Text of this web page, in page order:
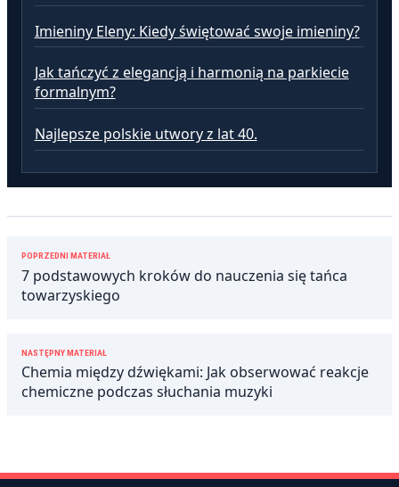
Imieniny Eleny: Kiedy świętować swoje imieniny?
Jak tańczyć z elegancją i harmonią na parkiecie
formalnym?
Najlepsze polskie utwory z lat 40.
Nawigacja
wpisu
POPRZEDNI MATERIAŁ
7 podstawowych kroków do nauczenia się tańca
towarzyskiego
NASTĘPNY MATERIAŁ
Chemia między dźwiękami: Jak obserwować reakcje
chemiczne podczas słuchania muzyki